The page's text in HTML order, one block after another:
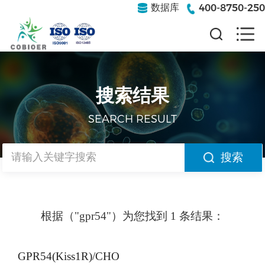
数据库 400-8750-250
搜索结果
SEARCH RESULT
搜索
根据（"gpr54"）为您找到 1 条结果：
GPR54(Kiss1R)/CHO